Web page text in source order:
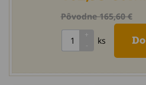
Pôvodne 165,60 €
ks